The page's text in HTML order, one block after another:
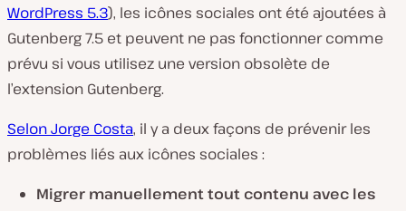
WordPress 5.3), les icônes sociales ont été ajoutées à
Gutenberg 7.5 et peuvent ne pas fonctionner comme
prévu si vous utilisez une version obsolète de
l’extension Gutenberg.
Selon Jorge Costa, il y a deux façons de prévenir les
problèmes liés aux icônes sociales :
Migrer manuellement tout contenu avec les